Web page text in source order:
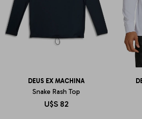
DEUS EX MACHINA
Snake Rash Top
U$S 82